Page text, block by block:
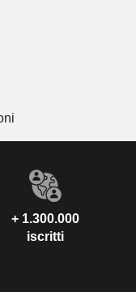
+ 1.300.000
iscritti